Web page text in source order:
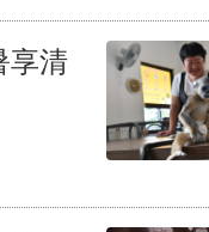
享清